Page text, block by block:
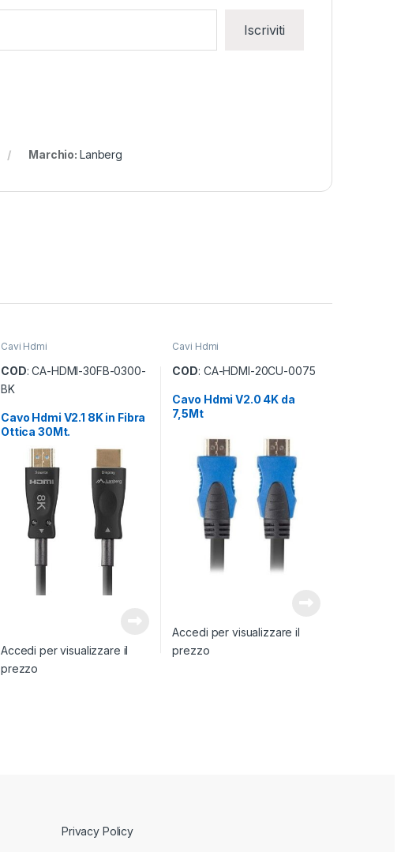
Iscriviti
Marchio: Lanberg
Cavi Hdmi
COD: CA-HDMI-30FB-0300-
BK
Cavo Hdmi V2.1 8K in Fibra
Ottica 30Mt.
Accedi per visualizzare il
prezzo
Cavi Hdmi
COD: CA-HDMI-20CU-0075
Cavo Hdmi V2.0 4K da
7,5Mt
Accedi per visualizzare il
prezzo
Privacy Policy